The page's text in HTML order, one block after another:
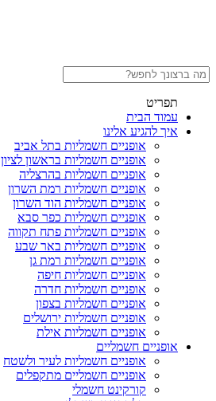
תפריט
עמוד הבית
איך להגיע אלינו
אופניים חשמליות בתל אביב
אופניים חשמליות בראשון לציון
אופניים חשמליות בהרצליה
אופניים חשמליות רמת השרון
אופניים חשמליות הוד השרון
אופניים חשמליות כפר סבא
אופניים חשמליות פתח תקווה
אופניים חשמליות באר שבע
אופניים חשמליות רמת גן
אופניים חשמליות חיפה
אופניים חשמליות חדרה
אופניים חשמליות בצפון
אופניים חשמליות ירושלים
אופניים חשמליות אילת
אופניים חשמליים
אופניים חשמליות לעיר ולשטח
אופניים חשמליים מתקפלים
קורקינט חשמלי